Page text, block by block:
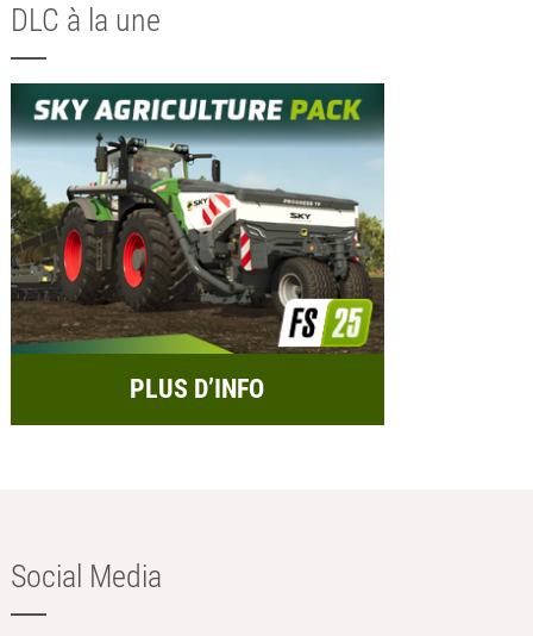
DLC à la une
PLUS D’INFO
Social Media